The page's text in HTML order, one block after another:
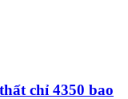
chỉ 4350 bao